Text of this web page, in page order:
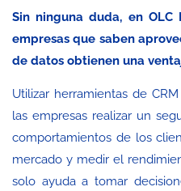
Sin ninguna duda, en
empresas que saben
de datos obtienen una
Utilizar herramientas de
las empresas realizar un
comportamientos de los
mercado y medir el
solo ayuda a tomar